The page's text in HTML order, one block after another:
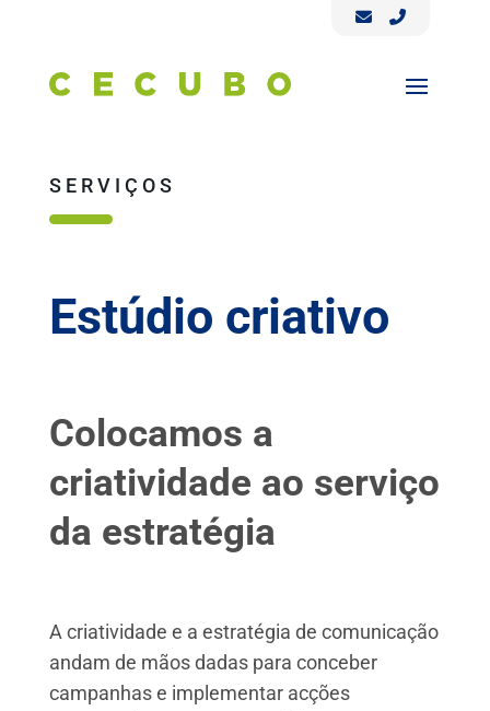
SERVIÇOS
Estúdio criativo
Colocamos a
criatividade ao serviço
da estratégia
A criatividade e a estratégia de comunicação
andam de mãos dadas para conceber
campanhas e implementar acções